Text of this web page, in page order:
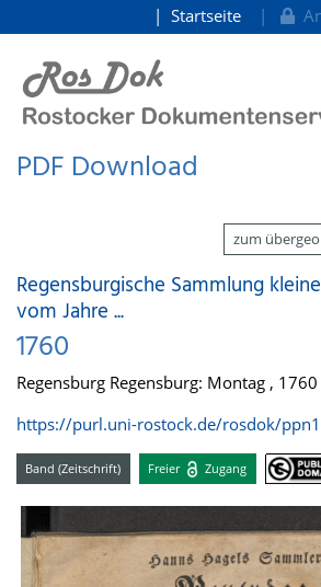
zum Inhalt
Startseite
PDF Download
zum
Regensburgische Sammlung
vom Jahre ...
1760
Regensburg Regensburg: Montag , 1760
https://purl.uni-rostock.de/rosdok/
Band (Zeitschrift) Freier Zugang